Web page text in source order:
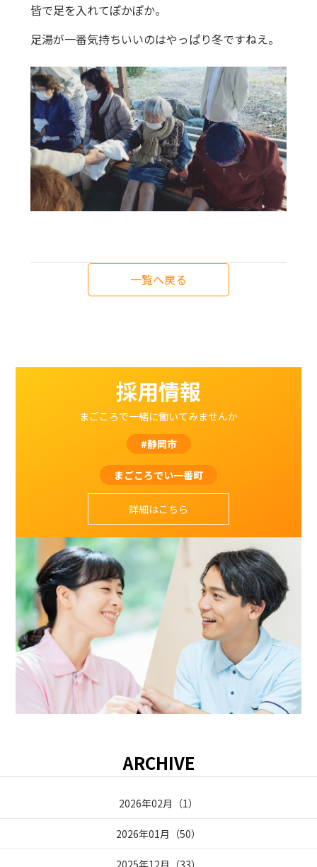
皆で足を入れてぽかぽか。
足湯が一番気持ちいいのはやっぱり冬ですねえ。
一覧へ戻る
採用情報
まごころで一緒に働いてみませんか
#静岡市
まごころでい一番町
詳細はこちら
ARCHIVE
2026年02月 （1）
2026年01月 （50）
2025年12月 （33）